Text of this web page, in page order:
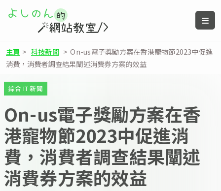
主頁 > 科技新聞 > On-us電子獎勵方案在香港寵物節2023中促進
消費，消費者調查結果闡述消費券方案的效益
綜合 IT 新聞
On-us電子獎勵方案在香
港寵物節2023中促進消
費，消費者調查結果闡述
消費券方案的效益